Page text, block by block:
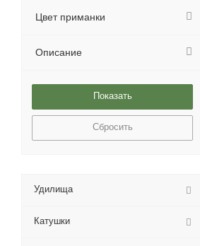
Цвет приманки
Описание
Сбросить
Удилища
Катушки